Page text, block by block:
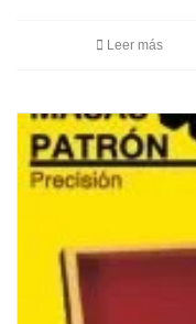
Leer más